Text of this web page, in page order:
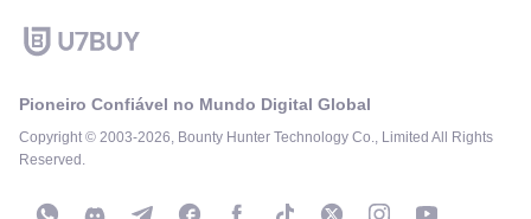
Pioneiro Confiável no Mundo Digital Global
Copyright © 2003-2026, Bounty Hunter Technology Co., Limited All Rights
Reserved.